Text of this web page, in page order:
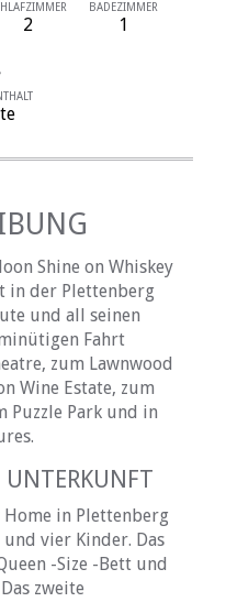
2
BADEZIMMER
1
Shine on Whiskey
in der Plettenberg
und all seinen
Fahrt
zum Lawnwood
Wine Estate, zum
Puzzle Park und in
UNTERKUNFT
in Plettenberg
und vier Kinder. Das
-Size -Bett und
zweite